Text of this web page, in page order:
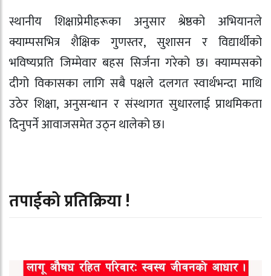
स्थानीय शिक्षाप्रेमीहरूका अनुसार श्रेष्ठको अभियानले
क्याम्पसभित्र शैक्षिक गुणस्तर, सुशासन र विद्यार्थीको
भविष्यप्रति जिम्मेवार बहस सिर्जना गरेको छ। क्याम्पसको
दीगो विकासका लागि सबै पक्षले दलगत स्वार्थभन्दा माथि
उठेर शिक्षा, अनुसन्धान र संस्थागत सुधारलाई प्राथमिकता
दिनुपर्ने आवाजसमेत उठ्न थालेको छ।
तपाईको प्रतिक्रिया !